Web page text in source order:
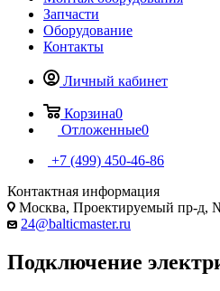
Запчасти
Оборудование
Контакты
Личный кабинет
Корзина0
Отложенные0
+7 (499) 450-46-86
Контактная информация
Москва, Проектируемый пр-д,
24@balticmaster.ru
Подключение